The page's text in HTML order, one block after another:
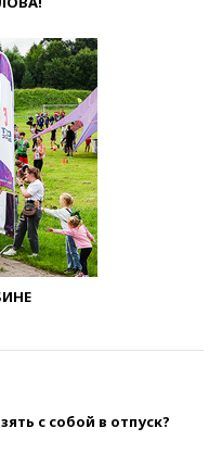
с собой в отпуск?